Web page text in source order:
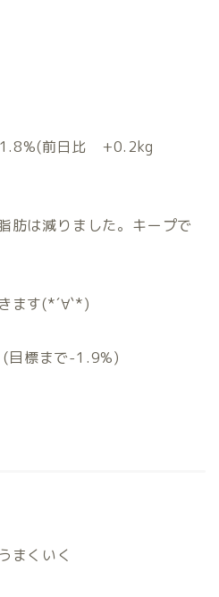
前日比 +0.2kg
肪は減りました。キープで
ます(*´∀`*)
目標まで-1.9%)
まくいく